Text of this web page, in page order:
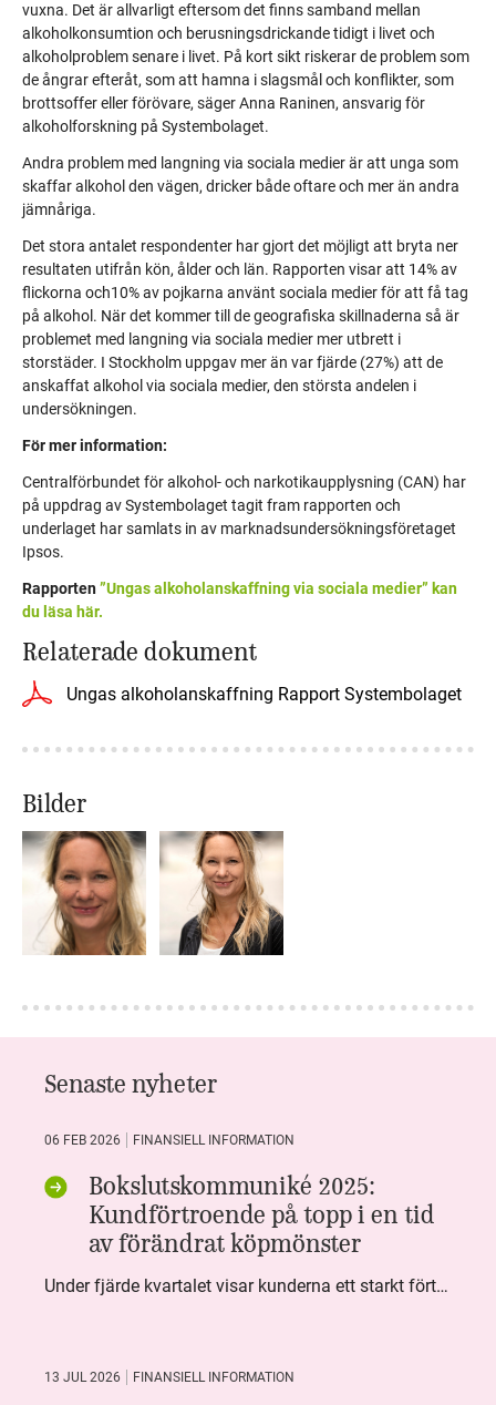
vuxna. Det är allvarligt eftersom det finns samband mellan
alkoholkonsumtion och berusningsdrickande tidigt i livet och
alkoholproblem senare i livet. På kort sikt riskerar de problem som
de ångrar efteråt, som att hamna i slagsmål och konflikter, som
brottsoffer eller förövare, säger Anna Raninen, ansvarig för
alkoholforskning på Systembolaget.
Andra problem med langning via sociala medier är att unga som
skaffar alkohol den vägen, dricker både oftare och mer än andra
jämnåriga.
Det stora antalet respondenter har gjort det möjligt att bryta ner
resultaten utifrån kön, ålder och län. Rapporten visar att 14% av
flickorna och10% av pojkarna använt sociala medier för att få tag
på alkohol. När det kommer till de geografiska skillnaderna så är
problemet med langning via sociala medier mer utbrett i
storstäder. I Stockholm uppgav mer än var fjärde (27%) att de
anskaffat alkohol via sociala medier, den största andelen i
undersökningen.
För mer information:
Centralförbundet för alkohol- och narkotikaupplysning (CAN) har
på uppdrag av Systembolaget tagit fram rapporten och
underlaget har samlats in av marknadsundersökningsföretaget
Ipsos.
Rapporten”Ungas alkoholanskaffning via sociala medier” kan
du läsa här.
Relaterade dokument
Ungas alkoholanskaffning Rapport Systembolaget
Bilder
Senaste nyheter
06 FEB 2026 FINANSIELL INFORMATION
Bokslutskommuniké 2025:
Kundförtroende på topp i en tid
av förändrat köpmönster
Under fjärde kvartalet visar kunderna ett starkt förtroende för Systembolaget. Nöjd Kund Index (NKI) når en ny rekordnivå och bidrar till att även helåret avslutar starkt. Arbetet med ansvarsfull försäljning ger tydliga resultat där ålderskontroller når sina högsta nivåer någonsin. Samtidigt fortsätter kundernas val att förändras. Allt fler väljer öl och drycker med lägre alkoholhalt. Vi ser också en lägre försäljningsvolym under kvartalet, en utveckling som ligger i linje med den långsiktiga minskningen i alkoholkonsumtionen i Sverige. De officiella konsumtionssiffrorna från CAN för 2025 kommer först under våren men försäljningssiffrorna pekar åt samma håll.
13 JUL 2026 FINANSIELL INFORMATION